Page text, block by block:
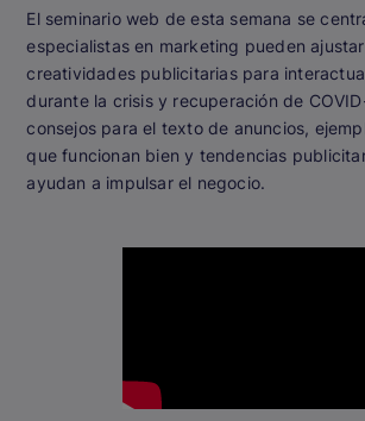
El seminario web de esta semana se
especialistas en marketing pueden
creatividades publicitarias para
durante la crisis y recuperación de
consejos para el texto de anuncios,
que funcionan bien y tendencias
ayudan a impulsar el negocio.